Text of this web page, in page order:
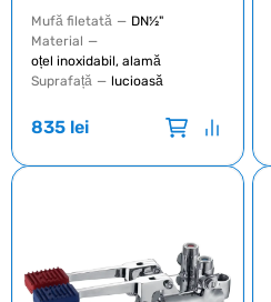
Mufă filetată — DN½"
Material —
oțel inoxidabil, alamă
Suprafață — lucioasă
835 lei